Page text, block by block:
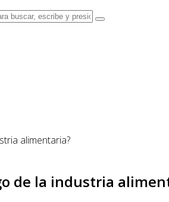
de la industria